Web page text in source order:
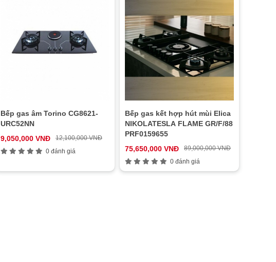
Bếp gas âm Torino CG8621-
URC52NN
9,050,000 VNĐ
12,100,000 VNĐ
0 đánh giá
Bếp gas kết hợp hút mùi Elica
NIKOLATESLA FLAME GR/F/88
PRF0159655
75,650,000 VNĐ
89,000,000 VNĐ
0 đánh giá